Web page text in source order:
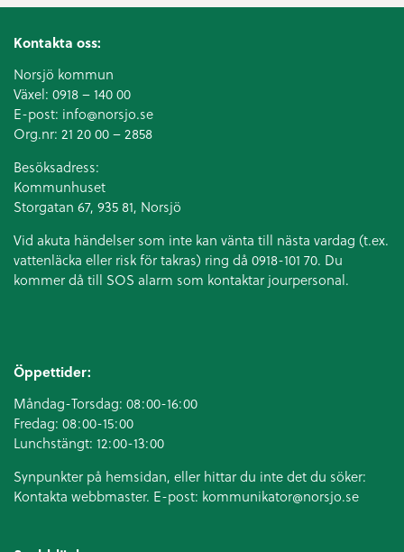
Kontakta oss:
Norsjö kommun
Växel: 0918 – 140 00
E-post: info@norsjo.se
Org.nr: 21 20 00 – 2858
Besöksadress:
Kommunhuset
Storgatan 67, 935 81, Norsjö
Vid akuta händelser som inte kan vänta till nästa vardag (t.ex.
vattenläcka eller risk för takras) ring då 0918-101 70. Du
kommer då till SOS alarm som kontaktar jourpersonal.
Öppettider:
Måndag-Torsdag: 08:00-16:00
Fredag: 08:00-15:00
Lunchstängt: 12:00-13:00
Synpunkter på hemsidan, eller hittar du inte det du söker:
Kontakta webbmaster. E-post: kommunikator@norsjo.se